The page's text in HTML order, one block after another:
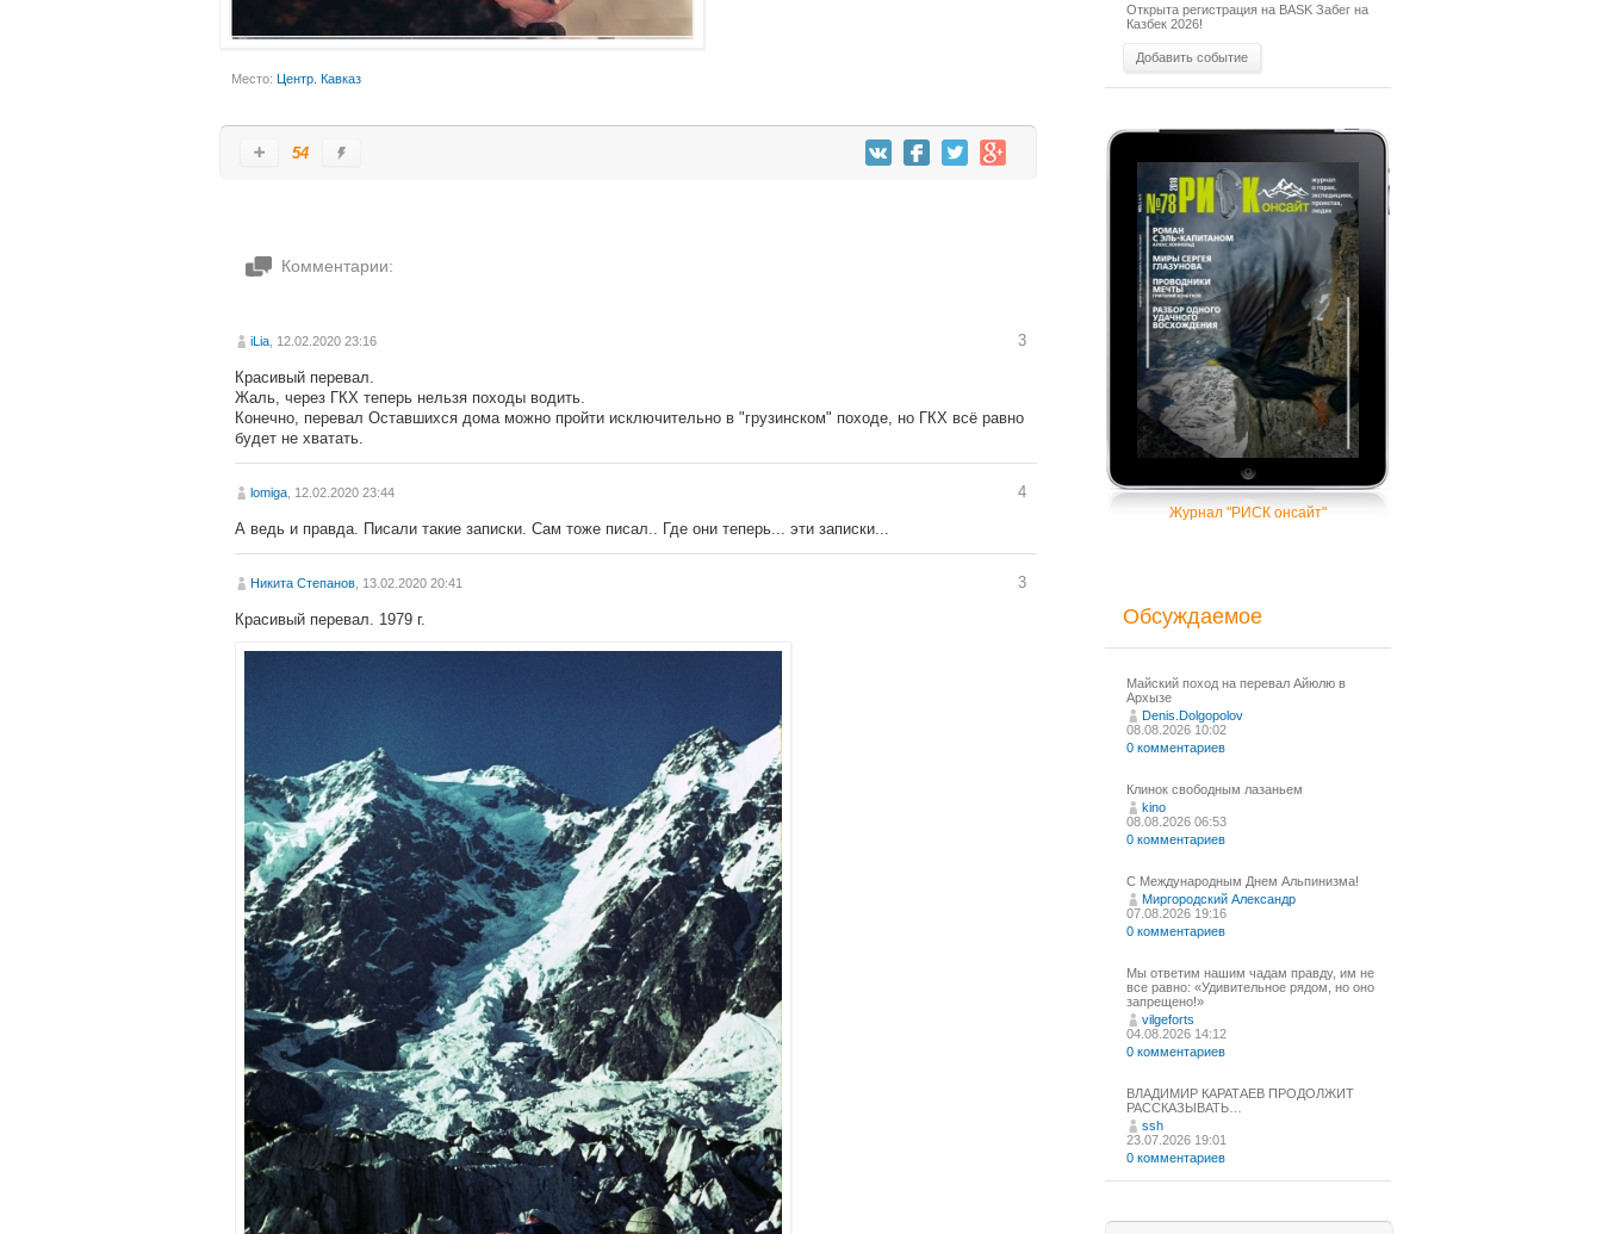
Место: Центр. Кавказ
54
Комментарии:
iLia , 12.02.2020 23:16 3
Красивый перевал.
Жаль, через ГКХ теперь нельзя походы водить.
Конечно, перевал Оставшихся дома можно пройти исключительно в "грузинском" походе, но ГКХ всё равно
будет не хватать.
lomiga , 12.02.2020 23:44 4
А ведь и правда. Писали такие записки. Сам тоже писал.. Где они теперь... эти записки...
Никита Степанов , 13.02.2020 20:41 3
Красивый перевал. 1979 г.
Открыта регистрация на BASK Забег на
Казбек 2026!
Добавить событие
Журнал "РИСК онсайт"
Обсуждаемое
Майский поход на перевал Айюлю в
Архызе
Denis.Dolgopolov
08.08.2026 10:02
0 комментариев
Клинок свободным лазаньем
kino
08.08.2026 06:53
0 комментариев
С Международным Днем Альпинизма!⁠
Миргородский Александр
07.08.2026 19:16
0 комментариев
Мы ответим нашим чадам правду, им не
все равно: «Удивительное рядом, но оно
запрещено!»
vilgeforts
04.08.2026 14:12
0 комментариев
ВЛАДИМИР КАРАТАЕВ ПРОДОЛЖИТ
РАССКАЗЫВАТЬ…
ssh
23.07.2026 19:01
0 комментариев